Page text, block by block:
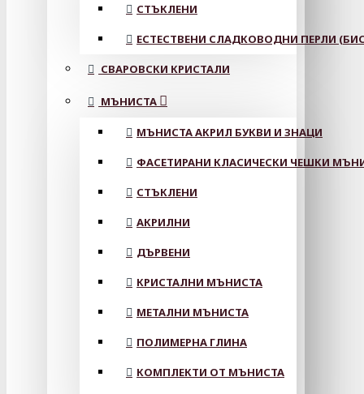
СТЪКЛЕНИ
ЕСТЕСТВЕНИ СЛАДКОВОДНИ ПЕРЛИ
СВАРОВСКИ КРИСТАЛИ
МЪНИСТА
МЪНИСТА АКРИЛ БУКВИ И ЗНАЦИ
ФАСЕТИРАНИ КЛАСИЧЕСКИ ЧЕШКИ
СТЪКЛЕНИ
АКРИЛНИ
ДЪРВЕНИ
КРИСТАЛНИ МЪНИСТА
МЕТАЛНИ МЪНИСТА
ПОЛИМЕРНА ГЛИНА
КОМПЛЕКТИ ОТ МЪНИСТА